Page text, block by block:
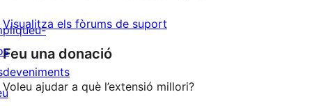
Visualitza els fòrums de suport
Feu una donació
Voleu ajudar a què l’extensió millori?